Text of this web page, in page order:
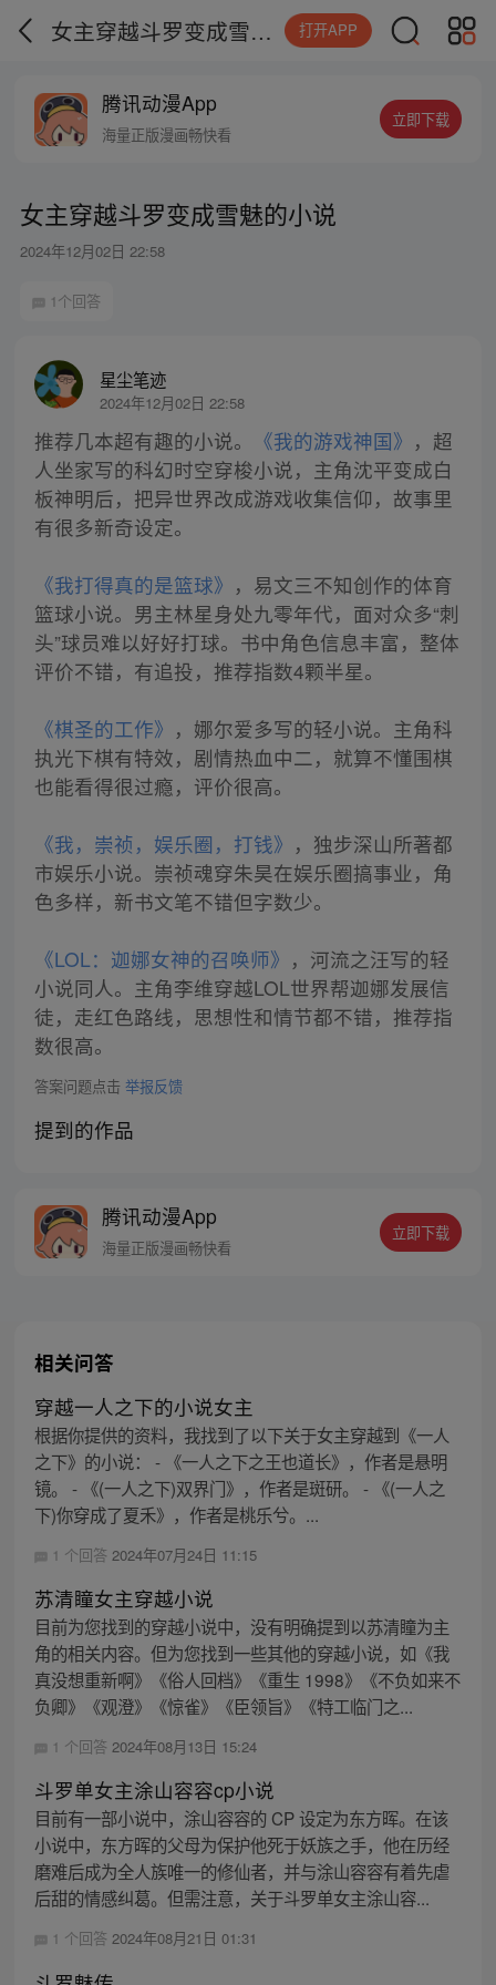
女主穿越斗罗变成雪魅的小说 打开APP
腾讯动漫App
海量正版漫画畅快看
立即下载
女主穿越斗罗变成雪魅的小说
2024年12月02日 22:58
1个回答
星尘笔迹
2024年12月02日 22:58
推荐几本超有趣的小说。 《我的游戏神国》 ，超
人坐家写的科幻时空穿梭小说，主角沈平变成白
板神明后，把异世界改成游戏收集信仰，故事里
有很多新奇设定。
《我打得真的是篮球》 ，易文三不知创作的体育
篮球小说。男主林星身处九零年代，面对众多“刺
头”球员难以好好打球。书中角色信息丰富，整体
评价不错，有追投，推荐指数4颗半星。
《棋圣的工作》 ，娜尔爱多写的轻小说。主角科
执光下棋有特效，剧情热血中二，就算不懂围棋
也能看得很过瘾，评价很高。
《我，崇祯，娱乐圈，打钱》 ，独步深山所著都
市娱乐小说。崇祯魂穿朱昊在娱乐圈搞事业，角
色多样，新书文笔不错但字数少。
《LOL：迦娜女神的召唤师》 ，河流之汪写的轻
小说同人。主角李维穿越LOL世界帮迦娜发展信
徒，走红色路线，思想性和情节都不错，推荐指
数很高。
答案问题点击 举报反馈
提到的作品
腾讯动漫App
海量正版漫画畅快看
立即下载
相关问答
穿越一人之下的小说女主
根据你提供的资料，我找到了以下关于女主穿越到《一人
之下》的小说： - 《一人之下之王也道长》，作者是悬明
镜。 - 《(一人之下)双界门》，作者是斑研。 - 《(一人之
下)你穿成了夏禾》，作者是桃乐兮。...
1 个回答 2024年07月24日 11:15
苏清瞳女主穿越小说
目前为您找到的穿越小说中，没有明确提到以苏清瞳为主
角的相关内容。但为您找到一些其他的穿越小说，如《我
真没想重新啊》《俗人回档》《重生 1998》《不负如来不
负卿》《观澄》《惊雀》《臣领旨》《特工临门之...
1 个回答 2024年08月13日 15:24
斗罗单女主涂山容容cp小说
目前有一部小说中，涂山容容的 CP 设定为东方晖。在该
小说中，东方晖的父母为保护他死于妖族之手，他在历经
磨难后成为全人族唯一的修仙者，并与涂山容容有着先虐
后甜的情感纠葛。但需注意，关于斗罗单女主涂山容...
1 个回答 2024年08月21日 01:31